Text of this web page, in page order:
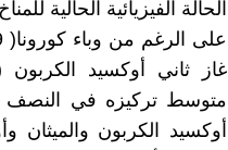
الحالة الفيزيائية الحالية
غاز ثاني أوكسيد
أوكسيد الكربون